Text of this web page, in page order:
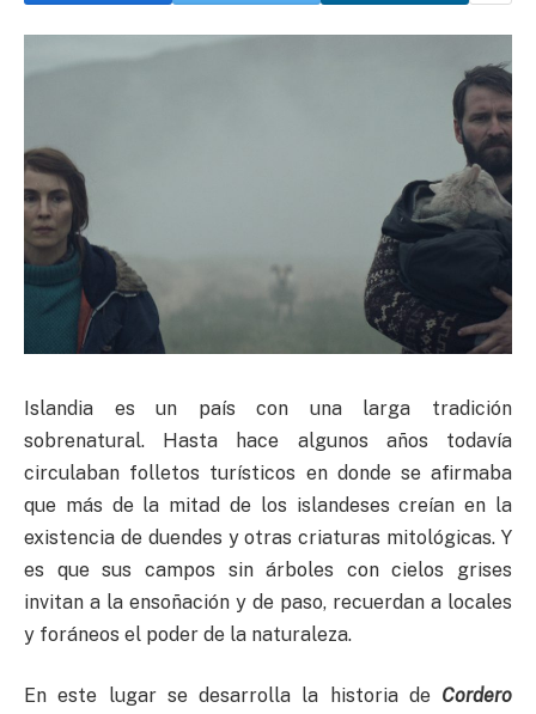
Islandia es un país con una larga tradición
sobrenatural. Hasta hace algunos años todavía
circulaban folletos turísticos en donde se afirmaba
que más de la mitad de los islandeses creían en la
existencia de duendes y otras criaturas mitológicas. Y
es que sus campos sin árboles con cielos grises
invitan a la ensoñación y de paso, recuerdan a locales
y foráneos el poder de la naturaleza.
En este lugar se desarrolla la historia de Cordero